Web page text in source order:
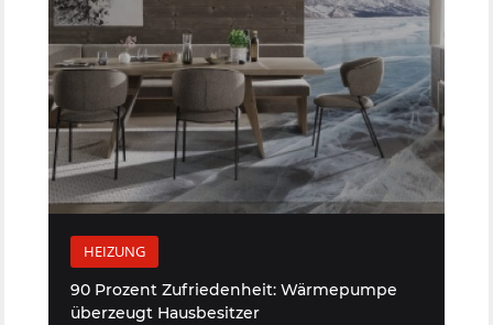
HEIZUNG
90 Prozent Zufriedenheit: Wärmepumpe
überzeugt Hausbesitzer